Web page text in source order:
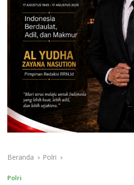
Beranda Polri
Polri